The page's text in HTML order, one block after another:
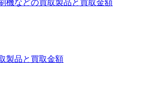
機などの買取製品と買取金額
製品と買取金額